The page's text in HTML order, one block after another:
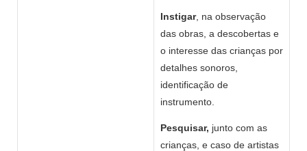
Instigar, na observação
das obras, a descobertas e
o interesse das crianças por
detalhes sonoros,
identificação de
instrumento.
Pesquisar, junto com as
crianças, e caso de artistas